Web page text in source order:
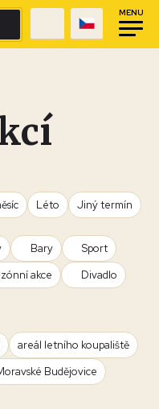
MENU
Léto Jiný termín
Bary
Sport
akce
Divadlo
areál letního koupaliště
Budějovice